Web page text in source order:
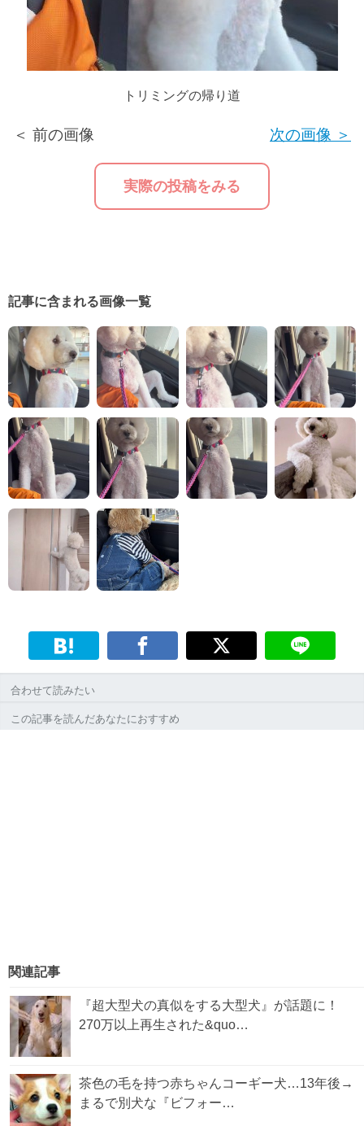
トリミングの帰り道
＜ 前の画像
実際の投稿をみる
次の画像 ＞
記事に含まれる画像一覧
合わせて読みたい
この記事を読んだあなたにおすすめ
関連記事
『超大型犬の真似をする大型犬』が話題に！
270万以上再生された&quo…
茶色の毛を持つ赤ちゃんコーギー犬…13年後→
まるで別犬な『ビフォー…